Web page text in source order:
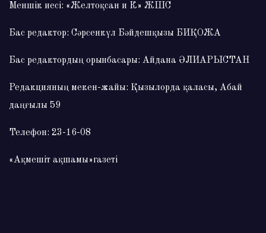
Меншік иесі: «Желтоқсан и К» ЖШС
Бас редактор: Сәрсенкүл Бәйдешқызы БИҚОЖА
Бас редактордың орынбасары: Айдана ӘЛИАРЫСТАН
Редакцияның мекен-жайы: Қызылорда қаласы, Абай
даңғылы 59
Телефон: 23-16-08
«Ақмешіт ақшамы»газеті